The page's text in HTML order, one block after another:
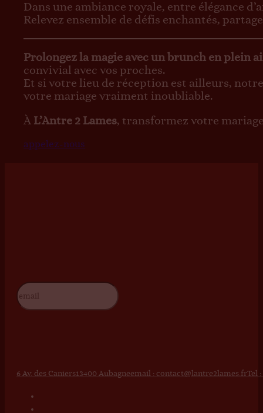
Dans une ambiance royale, entre élégance
Relevez ensemble de défis enchantés,
Prolongez la magie avec un brunch en plein
convivial avec vos proches.
Et si votre lieu de réception est ailleurs,
votre mariage vraiment inoubliable.
À L’Antre 2 Lames, transformez votre
appelez-nous
6 Av. des Caniers13400 Aubagneemail : contact@lantre2lames.frTel :